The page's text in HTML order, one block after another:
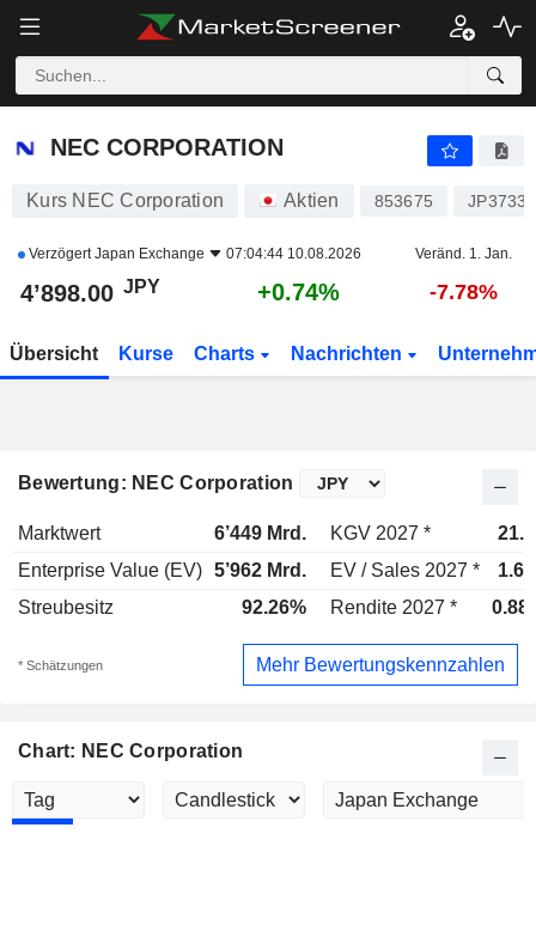
NEC CORPORATION
NEC CORPORATION
Kurs NEC Corporation Aktien 853675
VerzögertJapan Exchange 07:04:44 10.08.2026 Veränd. 1. Jan.
4’898.00 JPY +0.74% -7.78%
Übersicht Kurse Charts Nachrichten
Bewertung: NEC Corporation
Marktwert 6’449 Mrd. KGV 2027 *
Enterprise Value (EV) 5’962 Mrd. EV / Sales 2027 *
Streubesitz
92.26% Rendite 2027 *
* Schätzungen Mehr Bewertungskennzahlen
Chart: NEC Corporation